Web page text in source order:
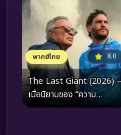
พากย์ไทย 8.0
The Last Giant (2026) –
เมื่อนิยามของ “ความ
แข็งแกร่ง” ถูกส่งต่อผ่านคำ